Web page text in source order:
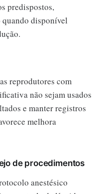
predispostos,
quando disponível
reprodutores com
não sejam usados
e manter registros
melhora
de procedimentos
anestésico